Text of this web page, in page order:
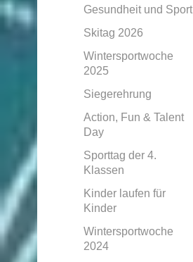
Gesundheit und Sport
Skitag 2026
Wintersportwoche
2025
Siegerehrung
Action, Fun & Talent
Day
Sporttag der 4.
Klassen
Kinder laufen für
Kinder
Wintersportwoche
2024